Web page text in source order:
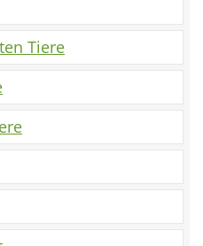
Tiere